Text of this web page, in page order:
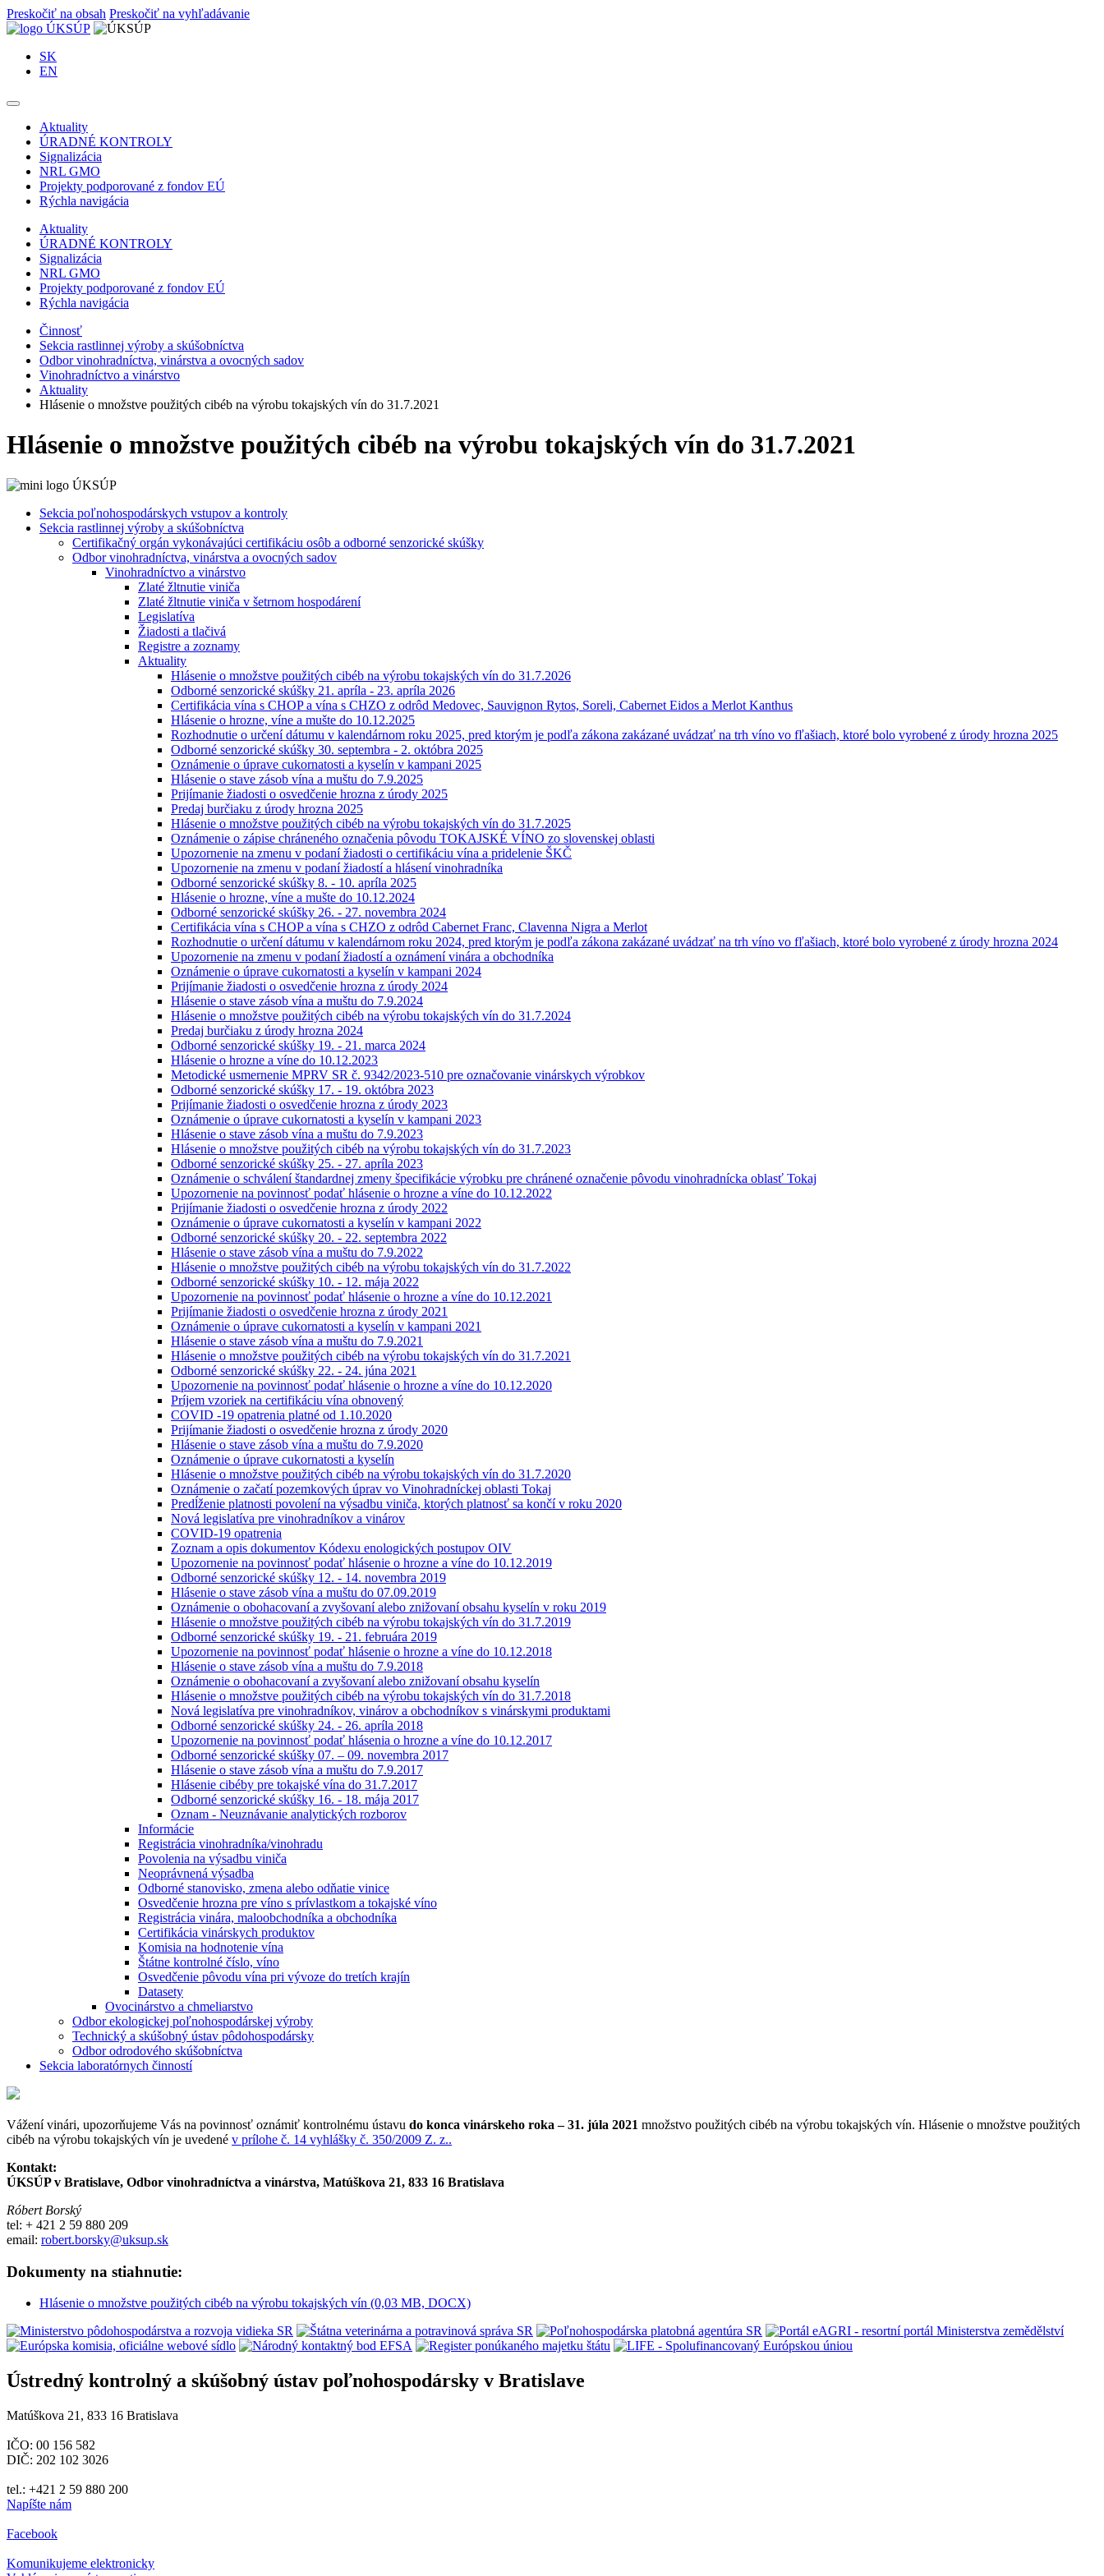
Preskočiť na obsah Preskočiť na vyhľadávanie
SK
EN
Aktuality
ÚRADNÉ KONTROLY
Signalizácia
NRL GMO
Projekty podporované z fondov EÚ
Rýchla navigácia
Aktuality
ÚRADNÉ KONTROLY
Signalizácia
NRL GMO
Projekty podporované z fondov EÚ
Rýchla navigácia
Činnosť
Sekcia rastlinnej výroby a skúšobníctva
Odbor vinohradníctva, vinárstva a ovocných sadov
Vinohradníctvo a vinárstvo
Aktuality
Hlásenie o množstve použitých cibéb na výrobu tokajských vín do 31.7.2021
Hlásenie o množstve použitých cibéb na výrobu tokajských vín do 31.7.2021
Sekcia poľnohospodárskych vstupov a kontroly
Sekcia rastlinnej výroby a skúšobníctva
Certifikačný orgán vykonávajúci certifikáciu osôb a odborné senzorické skúšky
Odbor vinohradníctva, vinárstva a ovocných sadov
Vinohradníctvo a vinárstvo
Zlaté žltnutie viniča
Zlaté žltnutie viniča v šetrnom hospodárení
Legislatíva
Žiadosti a tlačivá
Registre a zoznamy
Aktuality
Hlásenie o množstve použitých cibéb na výrobu tokajských vín do 31.7.2026
Odborné senzorické skúšky 21. apríla - 23. apríla 2026
Certifikácia vína s CHOP a vína s CHZO z odrôd Medovec, Sauvignon Rytos, Soreli, Cabernet Eidos a Merlot Kanthus
Hlásenie o hrozne, víne a mušte do 10.12.2025
Rozhodnutie o určení dátumu v kalendárnom roku 2025, pred ktorým je podľa zákona zakázané uvádzať na trh víno vo fľašiach, ktoré bolo vyrobené z úrody hrozna 2025
Odborné senzorické skúšky 30. septembra - 2. októbra 2025
Oznámenie o úprave cukornatosti a kyselín v kampani 2025
Hlásenie o stave zásob vína a muštu do 7.9.2025
Prijímanie žiadosti o osvedčenie hrozna z úrody 2025
Predaj burčiaku z úrody hrozna 2025
Hlásenie o množstve použitých cibéb na výrobu tokajských vín do 31.7.2025
Oznámenie o zápise chráneného označenia pôvodu TOKAJSKÉ VÍNO zo slovenskej oblasti
Upozornenie na zmenu v podaní žiadosti o certifikáciu vína a pridelenie ŠKČ
Upozornenie na zmenu v podaní žiadostí a hlásení vinohradníka
Odborné senzorické skúšky 8. - 10. apríla 2025
Hlásenie o hrozne, víne a mušte do 10.12.2024
Odborné senzorické skúšky 26. - 27. novembra 2024
Certifikácia vína s CHOP a vína s CHZO z odrôd Cabernet Franc, Clavenna Nigra a Merlot
Rozhodnutie o určení dátumu v kalendárnom roku 2024, pred ktorým je podľa zákona zakázané uvádzať na trh víno vo fľašiach, ktoré bolo vyrobené z úrody hrozna 2024
Upozornenie na zmenu v podaní žiadostí a oznámení vinára a obchodníka
Oznámenie o úprave cukornatosti a kyselín v kampani 2024
Prijímanie žiadosti o osvedčenie hrozna z úrody 2024
Hlásenie o stave zásob vína a muštu do 7.9.2024
Hlásenie o množstve použitých cibéb na výrobu tokajských vín do 31.7.2024
Predaj burčiaku z úrody hrozna 2024
Odborné senzorické skúšky 19. - 21. marca 2024
Hlásenie o hrozne a víne do 10.12.2023
Metodické usmernenie MPRV SR č. 9342/2023-510 pre označovanie vinárskych výrobkov
Odborné senzorické skúšky 17. - 19. októbra 2023
Prijímanie žiadosti o osvedčenie hrozna z úrody 2023
Oznámenie o úprave cukornatosti a kyselín v kampani 2023
Hlásenie o stave zásob vína a muštu do 7.9.2023
Hlásenie o množstve použitých cibéb na výrobu tokajských vín do 31.7.2023
Odborné senzorické skúšky 25. - 27. apríla 2023
Oznámenie o schválení štandardnej zmeny špecifikácie výrobku pre chránené označenie pôvodu vinohradnícka oblasť Tokaj
Upozornenie na povinnosť podať hlásenie o hrozne a víne do 10.12.2022
Prijímanie žiadosti o osvedčenie hrozna z úrody 2022
Oznámenie o úprave cukornatosti a kyselín v kampani 2022
Odborné senzorické skúšky 20. - 22. septembra 2022
Hlásenie o stave zásob vína a muštu do 7.9.2022
Hlásenie o množstve použitých cibéb na výrobu tokajských vín do 31.7.2022
Odborné senzorické skúšky 10. - 12. mája 2022
Upozornenie na povinnosť podať hlásenie o hrozne a víne do 10.12.2021
Prijímanie žiadosti o osvedčenie hrozna z úrody 2021
Oznámenie o úprave cukornatosti a kyselín v kampani 2021
Hlásenie o stave zásob vína a muštu do 7.9.2021
Hlásenie o množstve použitých cibéb na výrobu tokajských vín do 31.7.2021
Odborné senzorické skúšky 22. - 24. júna 2021
Upozornenie na povinnosť podať hlásenie o hrozne a víne do 10.12.2020
Príjem vzoriek na certifikáciu vína obnovený
COVID -19 opatrenia platné od 1.10.2020
Prijímanie žiadosti o osvedčenie hrozna z úrody 2020
Hlásenie o stave zásob vína a muštu do 7.9.2020
Oznámenie o úprave cukornatosti a kyselín
Hlásenie o množstve použitých cibéb na výrobu tokajských vín do 31.7.2020
Oznámenie o začatí pozemkových úprav vo Vinohradníckej oblasti Tokaj
Predĺženie platnosti povolení na výsadbu viniča, ktorých platnosť sa končí v roku 2020
Nová legislatíva pre vinohradníkov a vinárov
COVID-19 opatrenia
Zoznam a opis dokumentov Kódexu enologických postupov OIV
Upozornenie na povinnosť podať hlásenie o hrozne a víne do 10.12.2019
Odborné senzorické skúšky 12. - 14. novembra 2019
Hlásenie o stave zásob vína a muštu do 07.09.2019
Oznámenie o obohacovaní a zvyšovaní alebo znižovaní obsahu kyselín v roku 2019
Hlásenie o množstve použitých cibéb na výrobu tokajských vín do 31.7.2019
Odborné senzorické skúšky 19. - 21. februára 2019
Upozornenie na povinnosť podať hlásenie o hrozne a víne do 10.12.2018
Hlásenie o stave zásob vína a muštu do 7.9.2018
Oznámenie o obohacovaní a zvyšovaní alebo znižovaní obsahu kyselín
Hlásenie o množstve použitých cibéb na výrobu tokajských vín do 31.7.2018
Nová legislatíva pre vinohradníkov, vinárov a obchodníkov s vinárskymi produktami
Odborné senzorické skúšky 24. - 26. apríla 2018
Upozornenie na povinnosť podať hlásenia o hrozne a víne do 10.12.2017
Odborné senzorické skúšky 07. – 09. novembra 2017
Hlásenie o stave zásob vína a muštu do 7.9.2017
Hlásenie cibéby pre tokajské vína do 31.7.2017
Odborné senzorické skúšky 16. - 18. mája 2017
Oznam - Neuznávanie analytických rozborov
Informácie
Registrácia vinohradníka/vinohradu
Povolenia na výsadbu viniča
Neoprávnená výsadba
Odborné stanovisko, zmena alebo odňatie vinice
Osvedčenie hrozna pre víno s prívlastkom a tokajské víno
Registrácia vinára, maloobchodníka a obchodníka
Certifikácia vinárskych produktov
Komisia na hodnotenie vína
Štátne kontrolné číslo, víno
Osvedčenie pôvodu vína pri vývoze do tretích krajín
Datasety
Ovocinárstvo a chmeliarstvo
Odbor ekologickej poľnohospodárskej výroby
Technický a skúšobný ústav pôdohospodársky
Odbor odrodového skúšobníctva
Sekcia laboratórnych činností
Vážení vinári, upozorňujeme Vás na povinnosť oznámiť kontrolnému ústavu do konca vinárskeho roka – 31. júla 2021 množstvo použitých cibéb na výrobu tokajských vín. Hlásenie o množstve použitých
cibéb na výrobu tokajských vín je uvedené v prílohe č. 14 vyhlášky č. 350/2009 Z. z..
Kontakt:
ÚKSÚP v Bratislave, Odbor vinohradníctva a vinárstva, Matúškova 21, 833 16 Bratislava
Róbert Borský
tel: + 421 2 59 880 209
email: robert.borsky@uksup.sk
Dokumenty na stiahnutie:
Hlásenie o množstve použitých cibéb na výrobu tokajských vín (0,03 MB, DOCX)
Ústredný kontrolný a skúšobný ústav poľnohospodársky v Bratislave
Matúškova 21, 833 16 Bratislava
IČO: 00 156 582
DIČ: 202 102 3026
tel.: +421 2 59 880 200
Napíšte nám
Facebook
Komunikujeme elektronicky